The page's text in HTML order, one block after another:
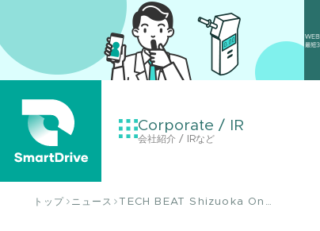
Corporate / IR
会社紹介 / IRなど
トップ ニュース TECH BEAT Shizuoka On…